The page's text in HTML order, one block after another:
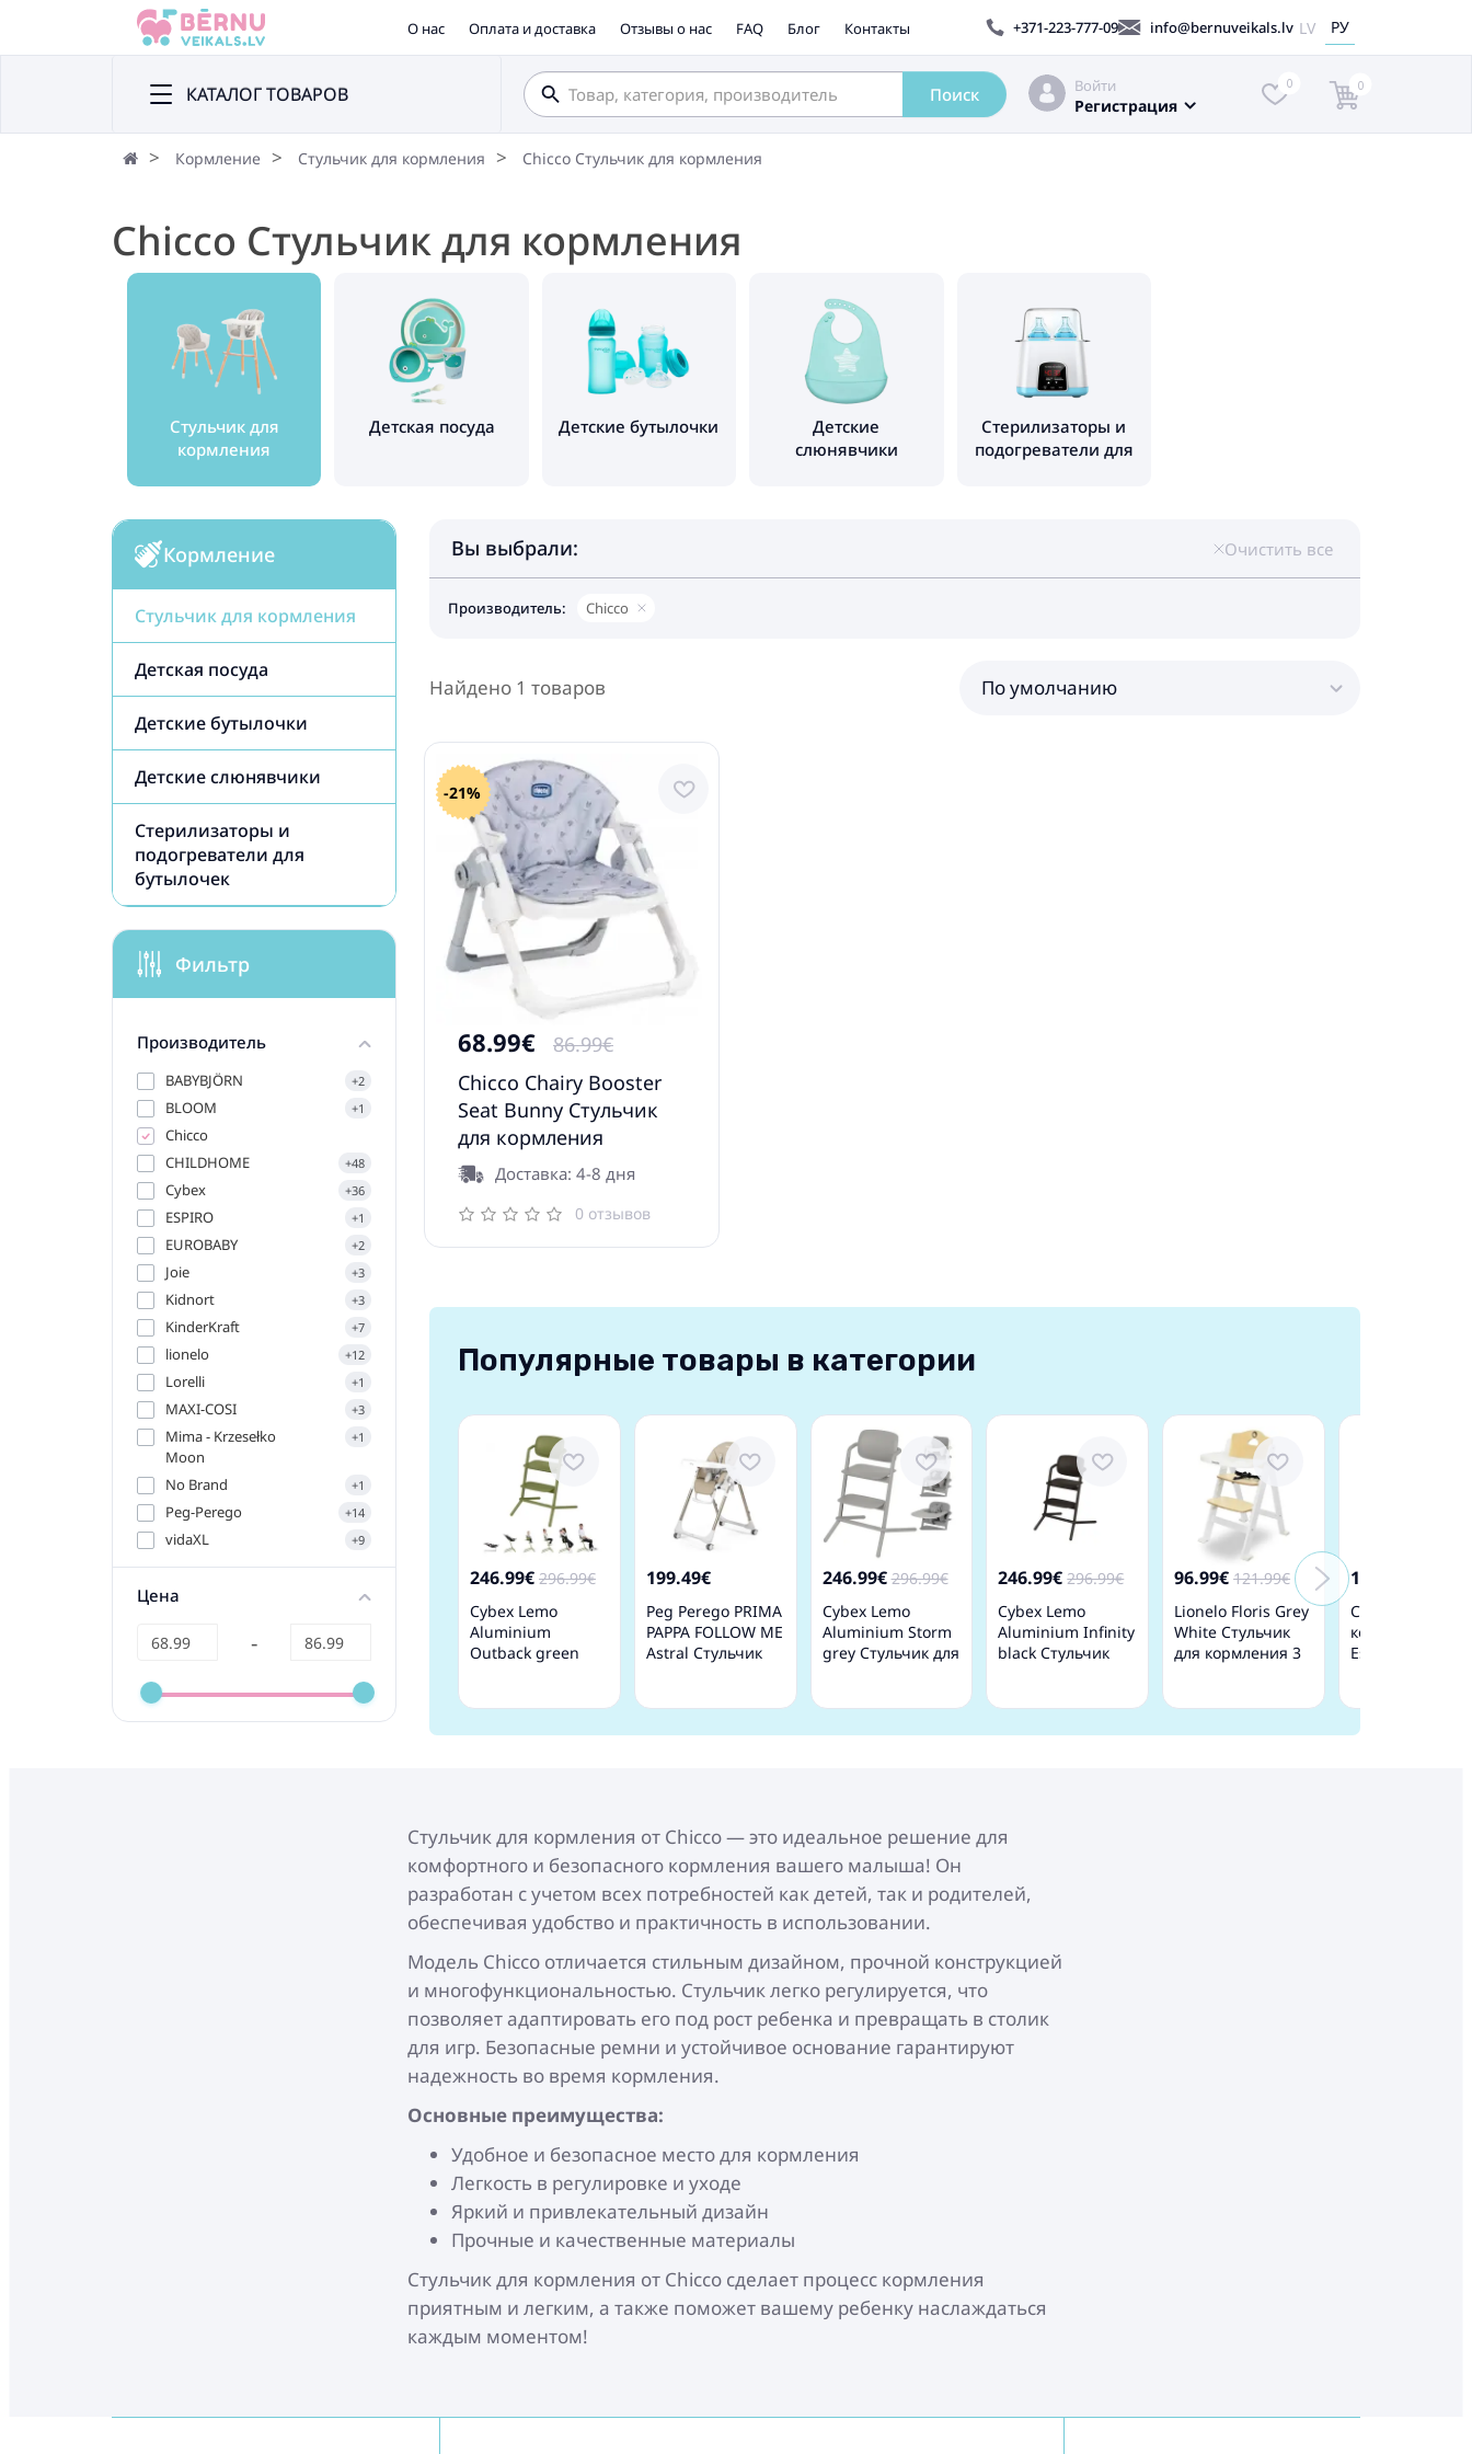
О нас Оплата и доставка Отзывы о нас FAQ Блог Контакты +371-223-777-09 info@bernuveikals.lv LV РУ
КАТАЛОГ ТОВАРОВ Поиск Войти
Регистрация
0 0
Кормление Стульчик для кормления Chicco Стульчик для кормления
Chicco Стульчик для кормления
Стульчик для
кормления
Детская посуда Детские бутылочки
Детские
слюнявчики
Стерилизаторы и
подогреватели для
Кормление
Стульчик для кормления
Детская посуда
Детские бутылочки
Детские слюнявчики
Стерилизаторы и
подогреватели для
бутылочек
Фильтр
Производитель
BABYBJÖRN +2
BLOOM +1
Chicco
CHILDHOME
+48
Cybex +36
ESPIRO +1
EUROBABY +2
Joie +3
Kidnort +3
KinderKraft +7
lionelo +12
Lorelli +1
MAXI-COSI +3
Mima - Krzesełko
Moon
+1
No Brand +1
Peg-Perego +14
vidaXL +9
Цена
-
Вы выбрали:
Производитель: Chicco
Очистить все
Найдено 1 товаров По умолчанию
-21%
68.99€
86.99€
Chicco Chairy Booster
Seat Bunny Cтульчик
для кормления
Доставка: 4-8 дня
0 отзывов
Популярные товары в категории
246.99€ 296.99€
Cybex Lemo
Aluminium
Outback green
199.49€
Peg Perego PRIMA
PAPPA FOLLOW ME
Astral Стульчик
246.99€ 296.99€
Cybex Lemo
Aluminium Storm
grey Cтульчик для
246.99€ 296.99€
Cybex Lemo
Aluminium Infinity
black Cтульчик
96.99€ 121.99€
Lionelo Floris Grey
White Стульчик
для кормления 3
102.99€
Стульчик для
кормления 4 в 1
Espiro SENSE
Стульчик для кормления от Chicco — это идеальное решение для
комфортного и безопасного кормления вашего малыша! Он
разработан с учетом всех потребностей как детей, так и родителей,
обеспечивая удобство и практичность в использовании.
Модель Chicco отличается стильным дизайном, прочной конструкцией
и многофункциональностью. Стульчик легко регулируется, что
позволяет адаптировать его под рост ребенка и превращать в столик
для игр. Безопасные ремни и устойчивое основание гарантируют
надежность во время кормления.
Основные преимущества:
Удобное и безопасное место для кормления
Легкость в регулировке и уходе
Яркий и привлекательный дизайн
Прочные и качественные материалы
Стульчик для кормления от Chicco сделает процесс кормления
приятным и легким, а также поможет вашему ребенку наслаждаться
каждым моментом!